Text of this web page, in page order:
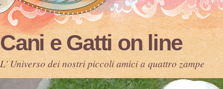
Cani e Gatti on line
L' Universo dei nostri piccoli amici a quattro zampe